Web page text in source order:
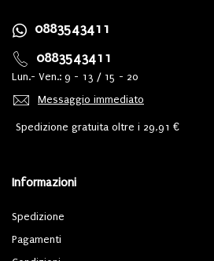
0883543411
0883543411
Lun.- Ven.: 9 - 13 / 15 - 20
Messaggio immediato
Spedizione gratuita oltre i 29,91 €
Informazioni
Spedizione
Pagamenti